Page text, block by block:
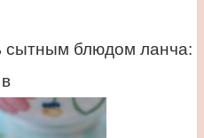
сытным блюдом ланча: